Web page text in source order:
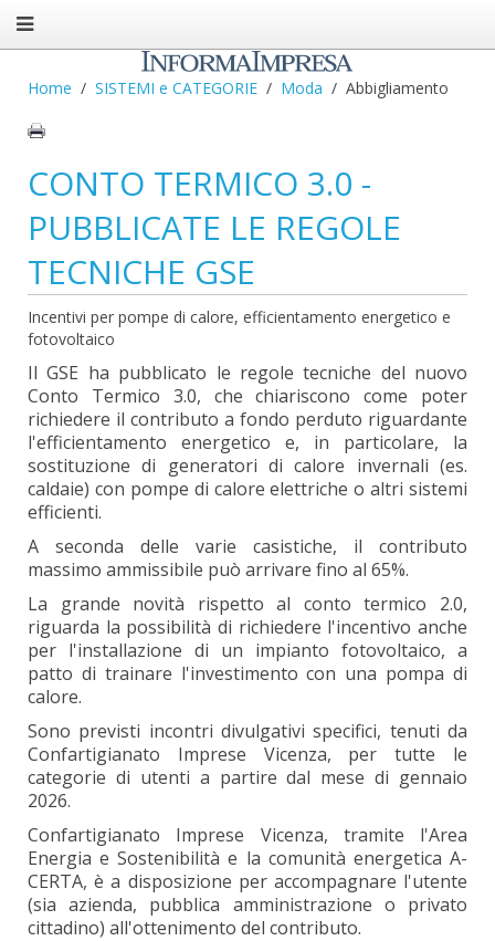
Home SISTEMI e CATEGORIE Moda Abbigliamento
CONTO TERMICO 3.0 -
PUBBLICATE LE REGOLE
TECNICHE GSE
Incentivi per pompe di calore, efficientamento energetico e
fotovoltaico
Il GSE ha pubblicato le regole tecniche del nuovo
Conto Termico 3.0, che chiariscono come poter
richiedere il contributo a fondo perduto riguardante
l'efficientamento energetico e, in particolare, la
sostituzione di generatori di calore invernali (es.
caldaie) con pompe di calore elettriche o altri sistemi
efficienti.
A seconda delle varie casistiche, il contributo
massimo ammissibile può arrivare fino al 65%.
La grande novità rispetto al conto termico 2.0,
riguarda la possibilità di richiedere l'incentivo anche
per l'installazione di un impianto fotovoltaico, a
patto di trainare l'investimento con una pompa di
calore.
Sono previsti incontri divulgativi specifici, tenuti da
Confartigianato Imprese Vicenza, per tutte le
categorie di utenti a partire dal mese di gennaio
2026.
Confartigianato Imprese Vicenza, tramite l'Area
Energia e Sostenibilità e la comunità energetica A-
CERTA, è a disposizione per accompagnare l'utente
(sia azienda, pubblica amministrazione o privato
cittadino) all'ottenimento del contributo.